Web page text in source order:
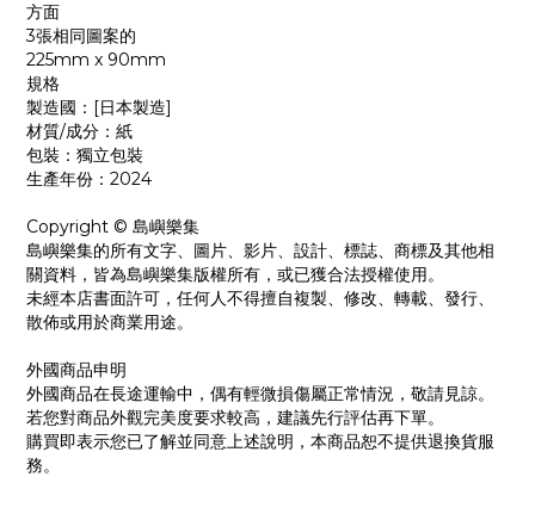
方面
3張相同圖案的
225mm x 90mm
規格
製造國：[日本製造]
材質/成分：紙
包裝：獨立包裝
生產年份：2024
Copyright © 島嶼樂集
島嶼樂集的所有文字、圖片、影片、設計、標誌、商標及其他相
關資料，皆為島嶼樂集版權所有，或已獲合法授權使用。
未經本店書面許可，任何人不得擅自複製、修改、轉載、發行、
散佈或用於商業用途。
外國商品申明
外國商品在長途運輸中，偶有輕微損傷屬正常情況，敬請見諒。
若您對商品外觀完美度要求較高，建議先行評估再下單。
購買即表示您已了解並同意上述說明，本商品恕不提供退換貨服
務。